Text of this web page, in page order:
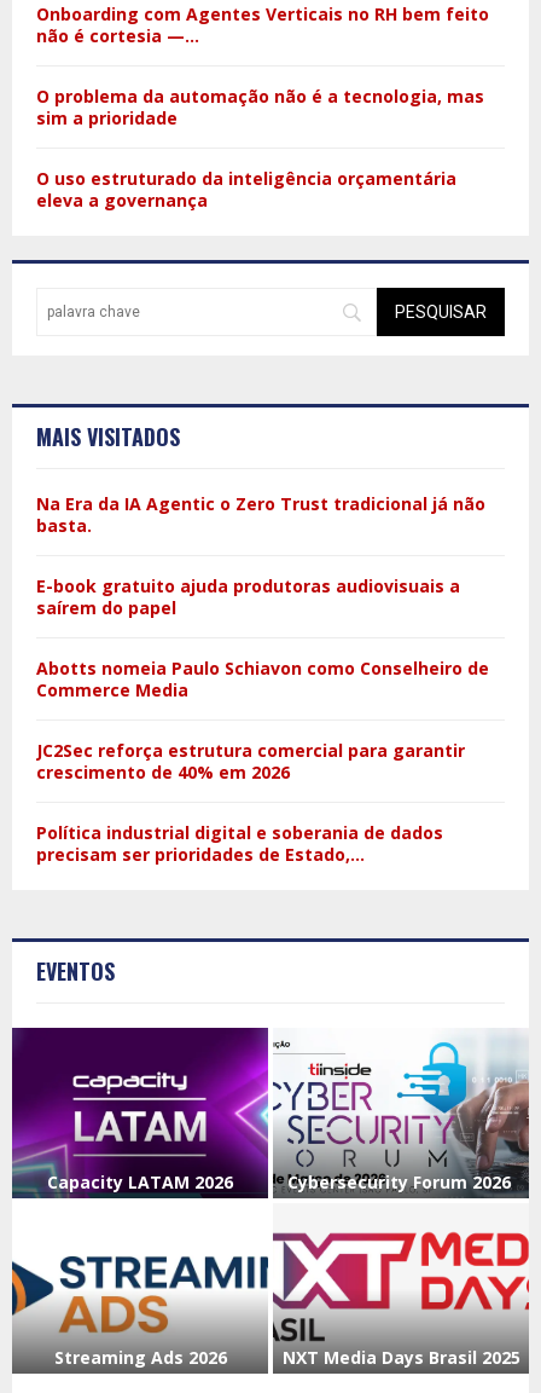
Onboarding com Agentes Verticais no RH bem feito
não é cortesia —...
O problema da automação não é a tecnologia, mas
sim a prioridade
O uso estruturado da inteligência orçamentária
eleva a governança
MAIS VISITADOS
Na Era da IA Agentic o Zero Trust tradicional já não
basta.
E-book gratuito ajuda produtoras audiovisuais a
saírem do papel
Abotts nomeia Paulo Schiavon como Conselheiro de
Commerce Media
JC2Sec reforça estrutura comercial para garantir
crescimento de 40% em 2026
Política industrial digital e soberania de dados
precisam ser prioridades de Estado,...
EVENTOS
p
a
c
Capacity LATAM 2026
y
r
s
Cybersecurity Forum 2026
Streaming Ads 2026 NXT Media Days Brasil 2025